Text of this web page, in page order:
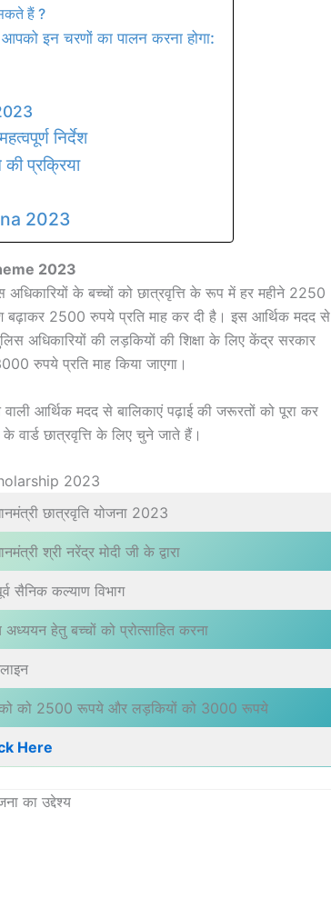
हैं ?
इन चरणों का पालन करना होगा:
निर्देश
प्रक्रिया
2023
2023
के बच्चों को छात्रवृत्ति के रूप में हर महीने 2250
बढ़ाकर 2500 रुपये प्रति माह कर दी है। इस आर्थिक मदद से
अधिकारियों की लड़कियों की शिक्षा के लिए केंद्र सरकार
रुपये प्रति माह किया जाएगा।
आर्थिक मदद से बालिकाएं पढ़ाई की जरूरतों को पूरा कर
छात्रवृत्ति के लिए चुने जाते हैं।
2023
छात्रवृति योजना 2023
श्री नरेंद्र मोदी जी के द्वारा
सैनिक कल्याण विभाग
अध्ययन हेतु बच्चों को प्रोत्साहित करना
को 2500 रूपये और लड़कियों को 3000 रूपये
Here
का उद्देश्य